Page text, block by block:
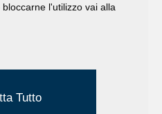
Privacy Policy
l'utilizzo vai alla
Tutto